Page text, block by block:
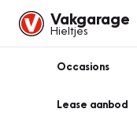
Vakgarage
Hieltjes
Occasions
Lease aanbod